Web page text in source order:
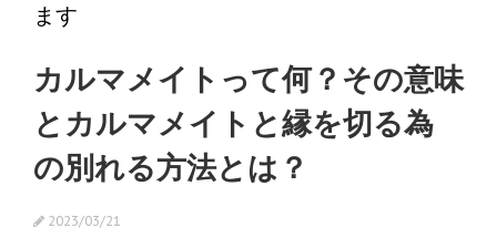
ます
カルマメイトって何？その意味
とカルマメイトと縁を切る為
の別れる方法とは？
2023/03/21